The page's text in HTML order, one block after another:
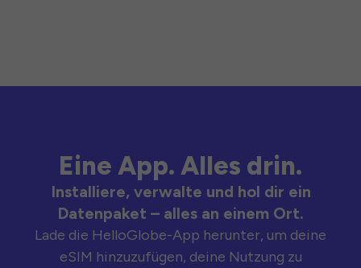
Eine App. Alles drin.
Installiere, verwalte und hol dir ein
Datenpaket – alles an einem Ort.
Lade die HelloGlobe-App herunter, um deine
eSIM hinzuzufügen, deine Nutzung zu